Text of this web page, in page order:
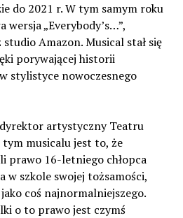
do 2021 r. W tym samym roku
wersja „Everybody’s…”,
Amazon. Musical stał się
porywającej historii
stylistyce nowoczesnego
dyrektor artystyczny Teatru
tym musicalu jest to, że
prawo 16-letniego chłopca
w szkole swojej tożsamości,
coś najnormalniejszego.
o to prawo jest czymś